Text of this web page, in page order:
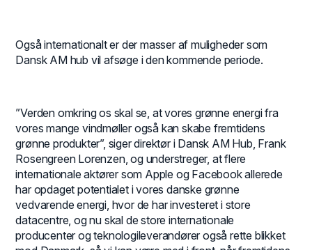
Også internationalt er der masser af muligheder som
Dansk AM hub vil afsøge i den kommende periode.
”Verden omkring os skal se, at vores grønne energi fra
vores mange vindmøller også kan skabe fremtidens
grønne produkter”, siger direktør i Dansk AM Hub, Frank
Rosengreen Lorenzen, og understreger, at flere
internationale aktører som Apple og Facebook allerede
har opdaget potentialet i vores danske grønne
vedvarende energi, hvor de har investeret i store
datacentre, og nu skal de store internationale
producenter og teknologileverandører også rette blikket